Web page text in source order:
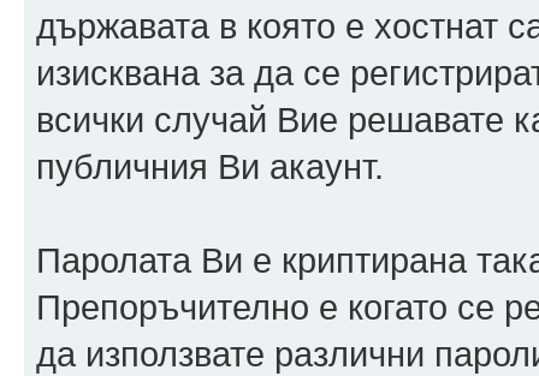
държавата в която е хостнат
изисквана за да се
всички случай Вие решавате
публичния Ви акаунт.
Паролата Ви е криптирана
Препоръчително е когато се
да използвате различни